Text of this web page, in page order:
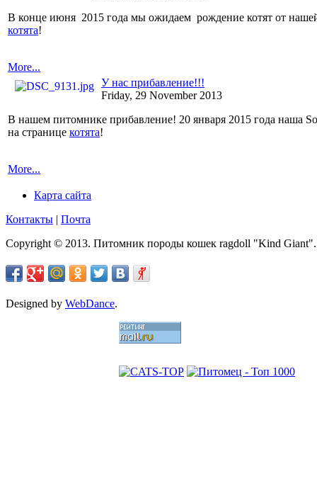
В конце июня 2015 года мы ожидаем рождение котят от
котята!
More...
У нас прибавление!!!
Friday, 29 November 2013
В нашем питомнике прибавление! 20 января 2015 года наша
на странице котята!
More...
Карта сайта
Контакты | Почта
Copyright © 2013. Питомник породы кошек ragdoll "Kind Giant".
Designed by WebDance.